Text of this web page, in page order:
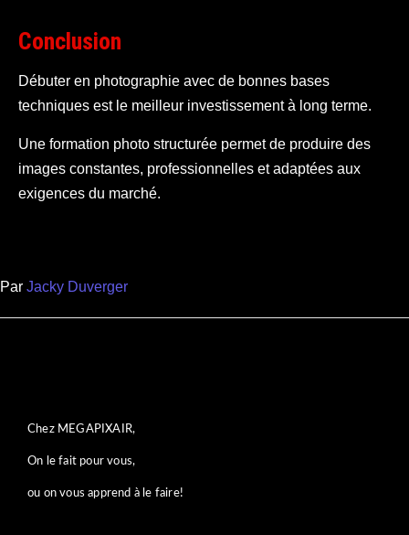
Conclusion
Débuter en photographie avec de bonnes bases
techniques est le meilleur investissement à long terme.
Une formation photo structurée permet de produire des
images constantes, professionnelles et adaptées aux
exigences du marché.
Par Jacky Duverger
Chez MEGAPIXAIR,
On le fait pour vous,
ou on vous apprend à le faire!